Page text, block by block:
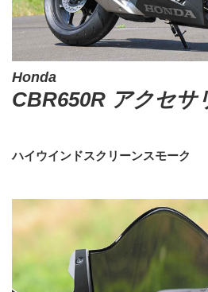
Honda
CBR650R アクセサ
ハイウインドスクリーンスモーク